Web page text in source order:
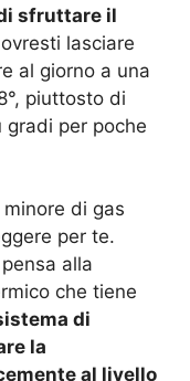
sfruttare il
lasciare
al giorno a una
piuttosto di
gradi per poche
di gas
per te.
alla
che tiene
di
la
al livello